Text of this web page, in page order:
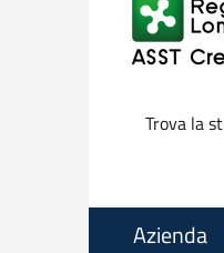
Trova la
Azienda